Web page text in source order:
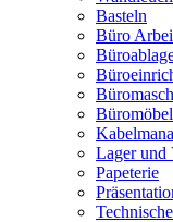
Basteln
Büro
Büromöbel
Lager und
Papeterie